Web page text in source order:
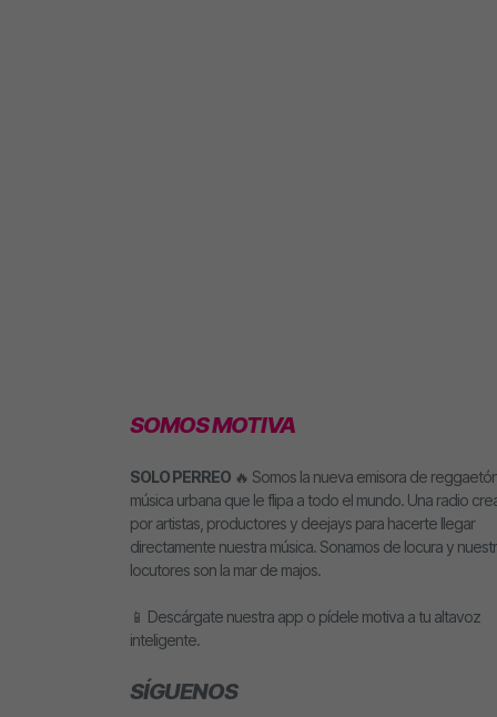
SOMOS MOTIVA
SOLO PERREO 🔥 Somos la nueva emisora de
música urbana que le flipa a todo el mundo. Una radio
por artistas, productores y deejays para hacerte llegar
directamente nuestra música. Sonamos de locura y
locutores son la mar de majos.
📱 Descárgate nuestra app o pídele motiva a tu altavoz
inteligente.
SÍGUENOS